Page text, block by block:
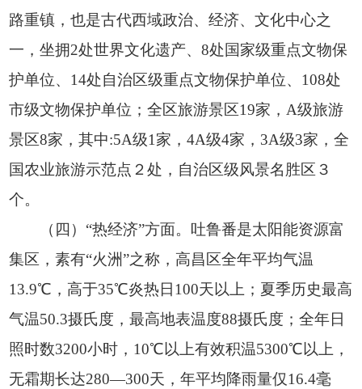
路重镇，也是古代西域政治、经济、文化中心之
一，坐拥2处世界文化遗产、8处国家级重点文物保
护单位、14处自治区级重点文物保护单位、108处
市级文物保护单位；全区旅游景区19家，A级旅游
景区8家，其中:5A级1家，4A级4家，3A级3家，全
国农业旅游示范点２处，自治区级风景名胜区３
个。
（四）“热经济”方面。吐鲁番是太阳能资源富
集区，素有“火洲”之称，高昌区全年平均气温
13.9℃，高于35℃炎热日100天以上；夏季历史最高
气温50.3摄氏度，最高地表温度88摄氏度；全年日
照时数3200小时，10℃以上有效积温5300℃以上，
无霜期长达280—300天，年平均降雨量仅16.4毫